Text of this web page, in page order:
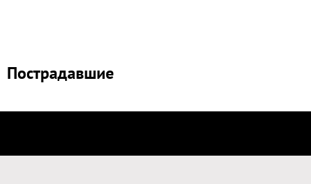
Пострадавшие